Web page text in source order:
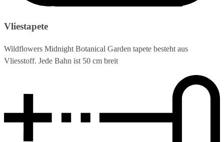
Vliestapete
Wildflowers Midnight Botanical Garden tapete besteht aus
Vliesstoff. Jede Bahn ist 50 cm breit